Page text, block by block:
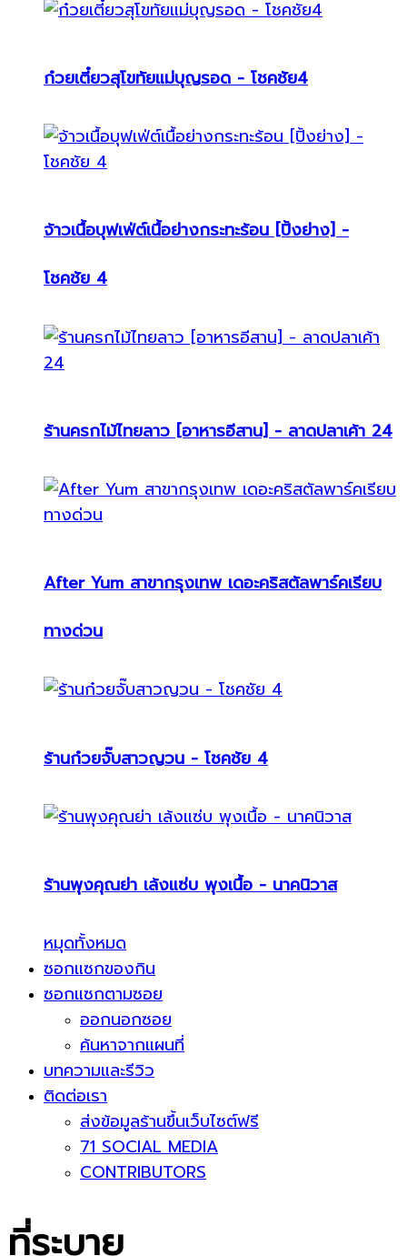
ก๋วยเตี๋ยวสุโขทัยแม่บุญรอด - โชคชัย4
จ้าวเนื้อบุฟเฟ่ต์เนื้อย่างกระทะร้อน [ปิ้งย่าง] -
โชคชัย 4
ร้านครกไม้ไทยลาว [อาหารอีสาน] - ลาดปลาเค้า 24
After Yum สาขากรุงเทพ เดอะคริสตัลพาร์คเรียบ
ทางด่วน
ร้านก๋วยจั๊บสาวญวน - โชคชัย 4
ร้านพุงคุณย่า เล้งแซ่บ พุงเนื้อ - นาคนิวาส
หมุดทั้งหมด
ซอกแซกของกิน
ซอกแซกตามซอย
ออกนอกซอย
ค้นหาจากแผนที่
บทความและรีวิว
ติดต่อเรา
ส่งข้อมูลร้านขึ้นเว็บไซต์ฟรี
71 SOCIAL MEDIA
CONTRIBUTORS
ที่ระบาย